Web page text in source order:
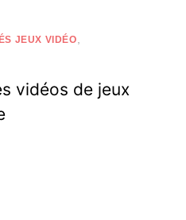
JEUX VIDÉO,
vidéos de jeux